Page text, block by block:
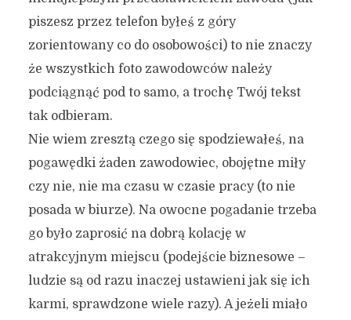
piszesz przez telefon byłeś z góry
zorientowany co do osobowości) to nie znaczy
że wszystkich foto zawodowców należy
podciągnąć pod to samo, a trochę Twój tekst
tak odbieram.
Nie wiem zresztą czego się spodziewałeś, na
pogawędki żaden zawodowiec, obojętne miły
czy nie, nie ma czasu w czasie pracy (to nie
posada w biurze). Na owocne pogadanie trzeba
go było zaprosić na dobrą kolację w
atrakcyjnym miejscu (podejście biznesowe –
ludzie są od razu inaczej ustawieni jak się ich
karmi, sprawdzone wiele razy). A jeżeli miało